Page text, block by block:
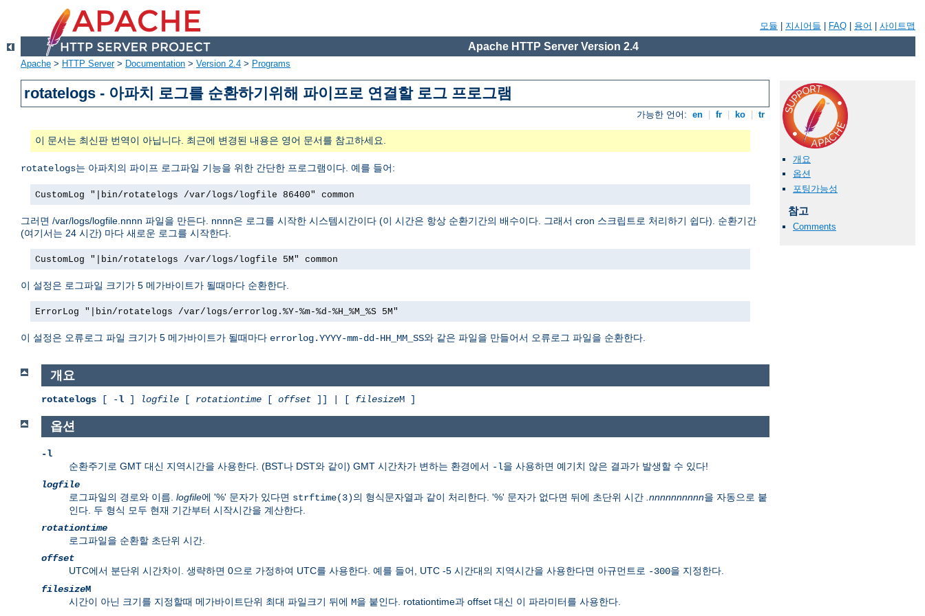
모듈 지시어들 FAQ 용어 사이트맵
Apache HTTP Server Version 2.4
Apache > HTTP Server> Documentation > Version 2.4 > Programs
rotatelogs - 아파치 로그를 순환하기위해 파이프로 연결할 로그 프로그램
가능한 언어: en fr ko tr
이 문서는 최신판 번역이 아닙니다. 최근에 변경된 내용은 영어 문서를 참고하세요.
rotatelogs는 아파치의 파이프 로그파일 기능을 위한 간단한 프로그램이다. 예를 들어:
CustomLog "|bin/rotatelogs /var/logs/logfile 86400" common
그러면 /var/logs/logfile.nnnn 파일을 만든다. nnnn은 로그를 시작한 시스템시간이다 (이 시간은 항상 순환기간의 배수이다. 그래서 cron 스크립트로 처리하기 쉽다). 순환기간
(여기서는 24 시간) 마다 새로운 로그를 시작한다.
CustomLog "|bin/rotatelogs /var/logs/logfile 5M" common
이 설정은 로그파일 크기가 5 메가바이트가 될때마다 순환한다.
ErrorLog "|bin/rotatelogs /var/logs/errorlog.%Y-%m-%d-%H_%M_%S 5M"
이 설정은 오류로그 파일 크기가 5 메가바이트가 될때마다 errorlog.YYYY-mm-dd-HH_MM_SS와 같은 파일을 만들어서 오류로그 파일을 순환한다.
개요
옵션
포팅가능성
참고
Comments
개요
rotatelogs [ -l ] logfile [ rotationtime [ offset ]] | [ filesizeM ]
옵션
-l
순환주기로 GMT 대신 지역시간을 사용한다. (BST나 DST와 같이) GMT 시간차가 변하는 환경에서 -l을 사용하면 예기치 않은 결과가 발생할 수 있다!
logfile
로그파일의 경로와 이름. logfile에 '%' 문자가 있다면 strftime(3)의 형식문자열과 같이 처리한다. '%' 문자가 없다면 뒤에 초단위 시간 .nnnnnnnnnn을 자동으로 붙
인다. 두 형식 모두 현재 기간부터 시작시간을 계산한다.
rotationtime
로그파일을 순환할 초단위 시간.
offset
UTC에서 분단위 시간차이. 생략하면 0으로 가정하여 UTC를 사용한다. 예를 들어, UTC -5 시간대의 지역시간을 사용한다면 아규먼트로 -300을 지정한다.
filesizeM
시간이 아닌 크기를 지정할때 메가바이트단위 최대 파일크기 뒤에 M을 붙인다. rotationtime과 offset 대신 이 파라미터를 사용한다.